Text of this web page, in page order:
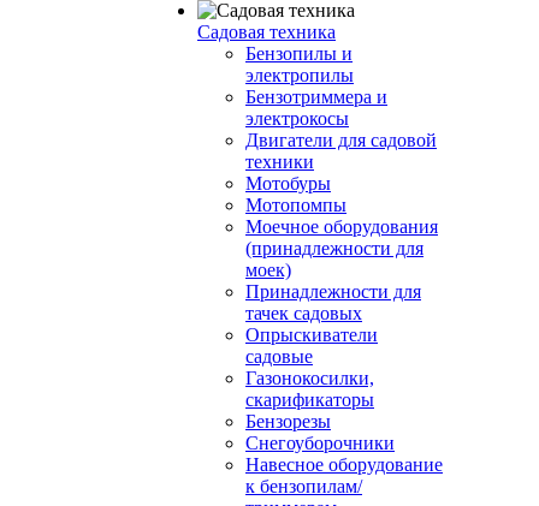
Садовая техника
Бензопилы и
электропилы
Бензотриммера и
электрокосы
Двигатели для садовой
техники
Мотобуры
Мотопомпы
Моечное оборудования
(принадлежности для
моек)
Принадлежности для
тачек садовых
Опрыскиватели
садовые
Газонокосилки,
скарификаторы
Бензорезы
Снегоуборочники
Навесное оборудование
к бензопилам/